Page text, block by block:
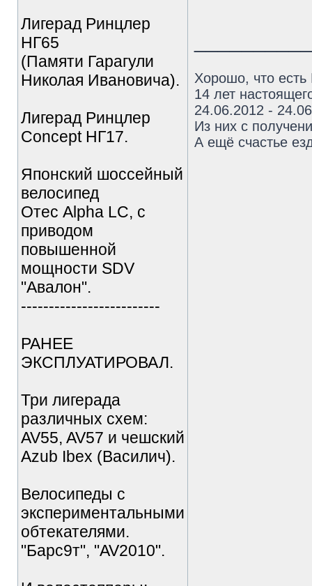
Лигерад Ринцлер
НГ65
(Памяти Гарагули
Николая Ивановича).
Лигерад Ринцлер
Concept НГ17.
Японский шоссейный
велосипед
Отес Alpha LC, с
приводом
повышенной
мощности SDV
"Авалон".
-------------------------
РАНЕЕ
ЭКСПЛУАТИРОВАЛ.
Три лигерада
различных схем:
AV55, AV57 и чешский
Azub Ibex (Василич).
Велосипеды с
экспериментальными
обтекателями.
"Барс9т", "AV2010".
Хорошо, что
14 лет
24.06.2012 -
Из них с
А ещё счастье